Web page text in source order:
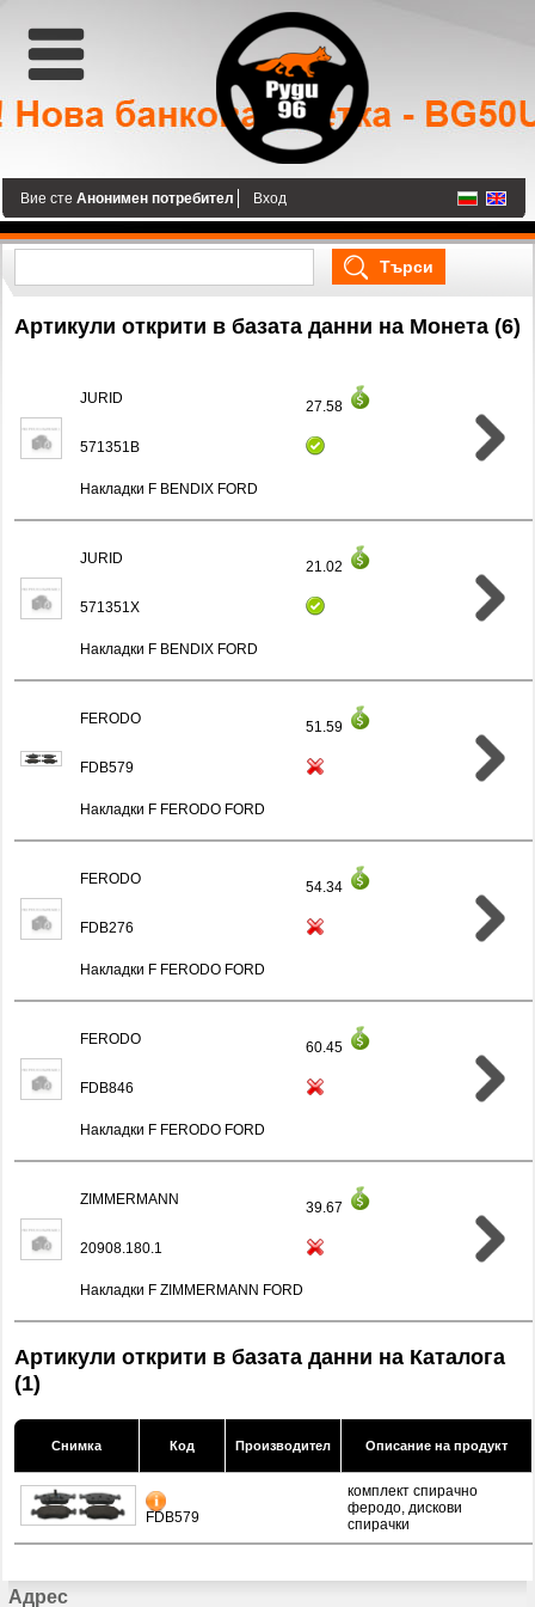
Вие сте Анонимен потребител Вход
Артикули открити в базата данни на Монета (6)
JURID 27.58
571351B
Накладки F BENDIX FORD
JURID 21.02
571351X
Накладки F BENDIX FORD
FERODO 51.59
FDB579
Накладки F FERODO FORD
FERODO 54.34
FDB276
Накладки F FERODO FORD
FERODO 60.45
FDB846
Накладки F FERODO FORD
ZIMMERMANN 39.67
20908.180.1
Накладки F ZIMMERMANN FORD
Артикули открити в базата данни на Каталога
(1)
Снимка Код Производител Описание на продукт
FDB579
комплект спирачно
феродо, дискови
спирачки
Адрес